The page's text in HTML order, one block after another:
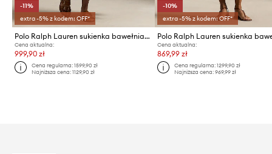
-11%
extra -5% z kodem: OFF*
Polo Ralph Lauren sukienka bawełniana
Cena aktualna:
999,90 zł
Cena regularna:1599,90 zł
Najniższa cena:1129,90 zł
-10%
extra -5% z kodem: OFF*
Cena aktualna:
869,99 zł
Cena regularna: 1299,90 zł
Najniższa cena: 969,99 zł